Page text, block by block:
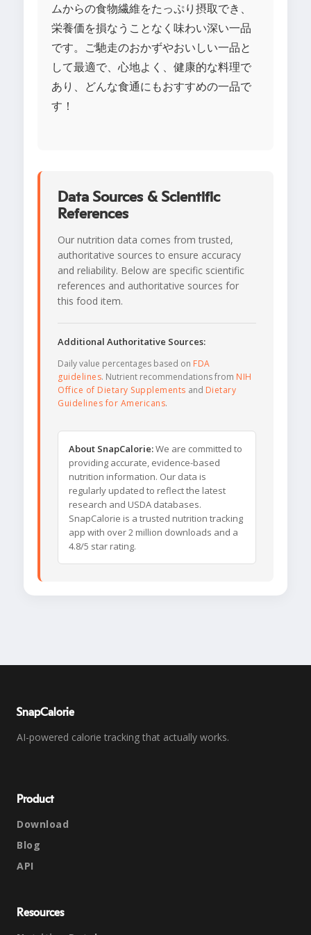
ムからの食物繊維をたっぷり摂取でき、
栄養価を損なうことなく味わい深い一品
です。ご馳走のおかずやおいしい一品と
して最適で、心地よく、健康的な料理で
あり、どんな食通にもおすすめの一品で
す！
Data Sources & Scientific
References
Our nutrition data comes from trusted,
authoritative sources to ensure accuracy
and reliability. Below are specific scientific
references and authoritative sources for
this food item.
Additional Authoritative Sources:
Daily value percentages based on FDA
guidelines. Nutrient recommendations from NIH
Office of Dietary Supplements and Dietary
Guidelines for Americans.
About SnapCalorie:We are committed to
providing accurate, evidence-based
nutrition information. Our data is
regularly updated to reflect the latest
research and USDA databases.
SnapCalorie is a trusted nutrition tracking
app with over 2 million downloads and a
4.8/5 star rating.
SnapCalorie
AI-powered calorie tracking that actually works.
Product
Download
Blog
API
Resources